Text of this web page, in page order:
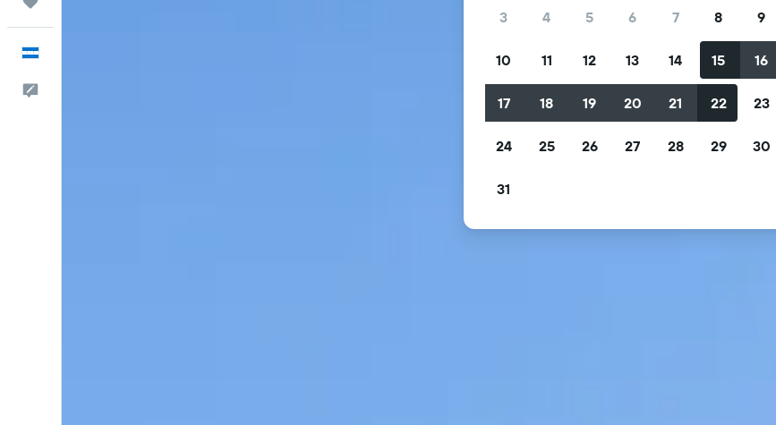
3 4 5 6 7 8 9
10 11 12 13 14 15 16
17 18 19 20 21 22 23
24 25 26 27 28 29 30
31